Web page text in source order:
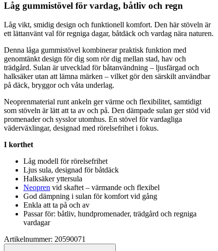
Låg gummistövel för vardag, båtliv och regn
Låg vikt, smidig design och funktionell komfort. Den här stöveln är
ett lättanvänt val för regniga dagar, båtdäck och vardag nära naturen.
Denna låga gummistövel kombinerar praktisk funktion med
genomtänkt design för dig som rör dig mellan stad, hav och
trädgård. Sulan är utvecklad för båtanvändning – ljusfärgad och
halksäker utan att lämna märken – vilket gör den särskilt användbar
på däck, bryggor och våta underlag.
Neoprenmaterial runt ankeln ger värme och flexibilitet, samtidigt
som stöveln är lätt att ta av och på. Den dämpade sulan ger stöd vid
promenader och sysslor utomhus. En stövel för vardagliga
väderväxlingar, designad med rörelsefrihet i fokus.
I korthet
Låg modell för rörelsefrihet
Ljus sula, designad för båtdäck
Halksäker yttersula
Neopren vid skaftet – värmande och flexibel
God dämpning i sulan för komfort vid gång
Enkla att ta på och av
Passar för: båtliv, hundpromenader, trädgård och regniga
vardagar
Artikelnummer: 20590071